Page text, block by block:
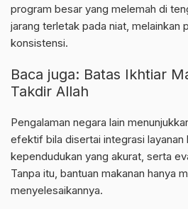
program besar yang melemah di
jarang terletak pada niat, melainkan
konsistensi.
Baca juga: Batas Ikhtiar
Takdir Allah
Pengalaman negara lain
efektif bila disertai integrasi layanan
kependudukan yang akurat, serta
Tanpa itu, bantuan makanan hanya
menyelesaikannya.